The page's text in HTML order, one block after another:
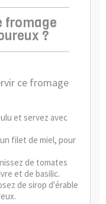
fromage
?
ce fromage
et servez avec
filet de miel, pour
de tomates
et de basilic.
de sirop d'érable